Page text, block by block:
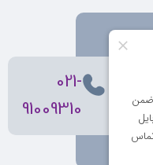
021-
91009310